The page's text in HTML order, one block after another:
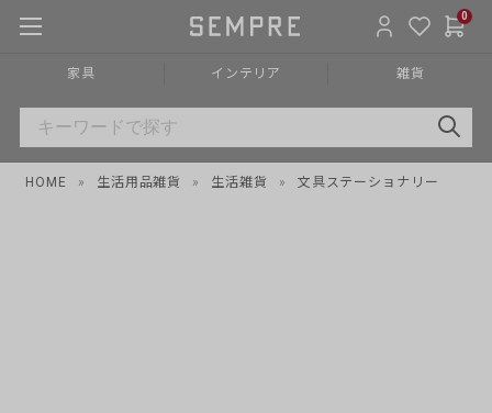
0
家具 インテリア 雑貨
HOME » 生活用品雑貨 » 生活雑貨 » 文具ステーショナリー